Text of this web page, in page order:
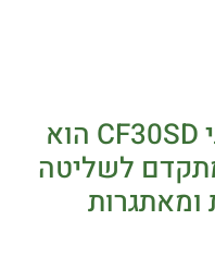
קולט הלחות התעשייתי CF30SD הוא
לשליטה
ומאתגרות